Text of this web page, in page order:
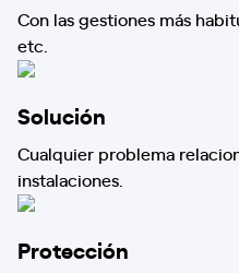
Con las gestiones más
etc.
Solución
Cualquier problema
instalaciones.
Protección